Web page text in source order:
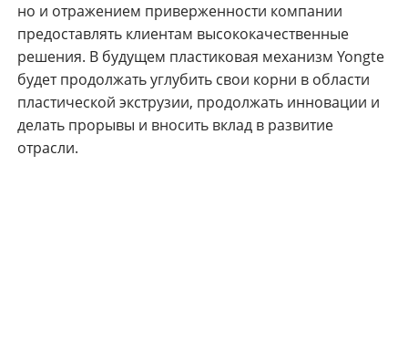
но и отражением приверженности компании
предоставлять клиентам высококачественные
решения. В будущем пластиковая механизм Yongte
будет продолжать углубить свои корни в области
пластической экструзии, продолжать инновации и
делать прорывы и вносить вклад в развитие
отрасли.